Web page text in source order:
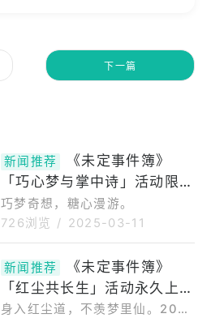
下一篇
新闻推荐
《未定事件簿》
「巧心梦与掌中诗」活动限时
复刻
巧梦奇想，糖心漫游。
726浏览 / 2025-03-11
新闻推荐
《未定事件簿》
「红尘共长生」活动永久上线
DLC系统
身入红尘道，不羡梦里仙。2025